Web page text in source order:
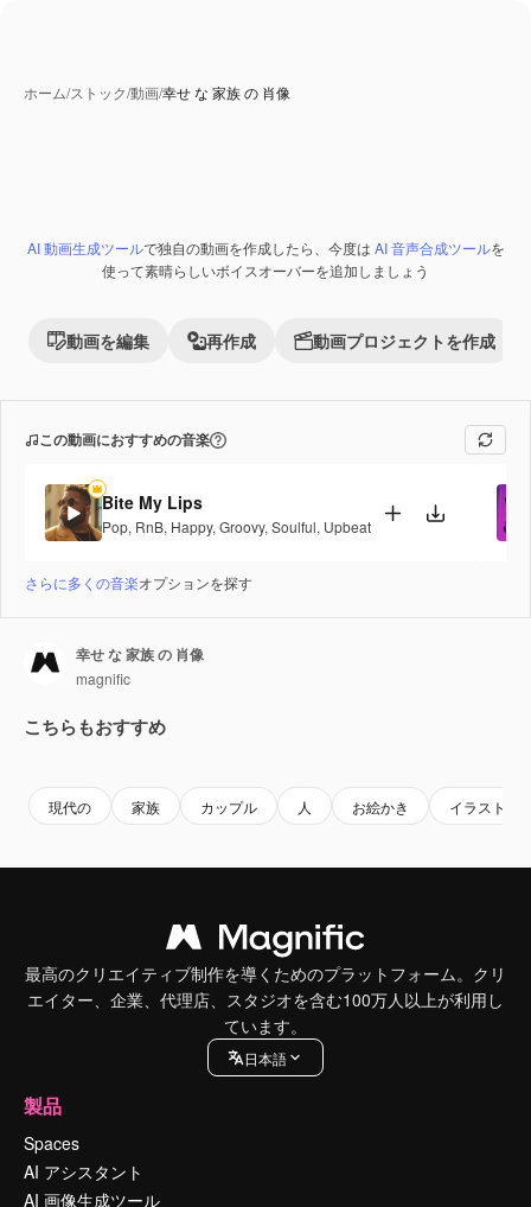
ホーム/ストック/動画/幸せ な 家族 の 肖像
AI 動画生成ツールで独自の動画を作成したら、今度は AI 音声合成ツールを
使って素晴らしいボイスオーバーを追加しましょう
動画を編集 再作成 動画プロジェクトを作成
この動画におすすめの音楽
Bite My Lips
Pop, RnB, Happy, Groovy, Soulful, Upbeat
さらに多くの音楽オプションを探す
幸せ な 家族 の 肖像
magnific
こちらもおすすめ
現代の 家族 カップル 人 お絵かき イラスト
最高のクリエイティブ制作を導くためのプラットフォーム。クリ
エイター、企業、代理店、スタジオを含む100万人以上が利用し
ています。
日本語
製品
Spaces
AI アシスタント
AI 画像生成ツール